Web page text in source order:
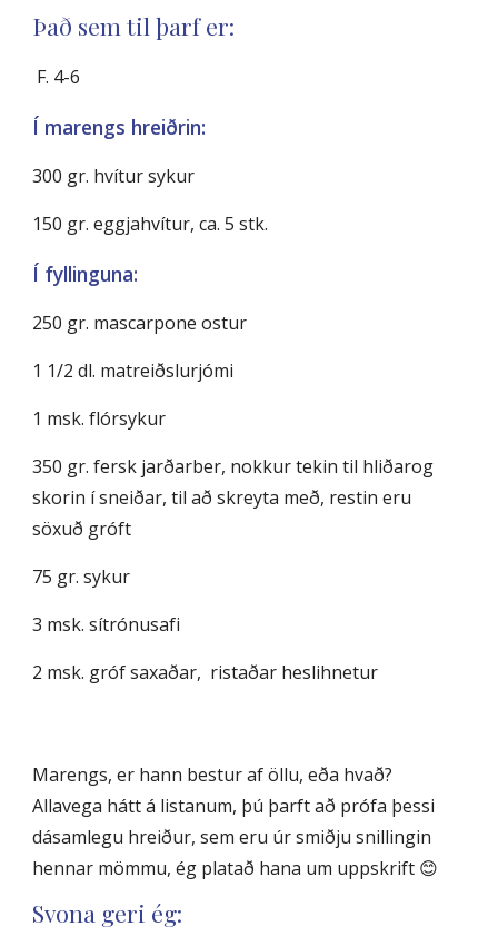
Það sem til þarf er:
F. 4-6
Í marengs hreiðrin:
300 gr. hvítur sykur
150 gr. eggjahvítur, ca. 5 stk.
Í fyllinguna:
250 gr. mascarpone ostur
1 1/2 dl. matreiðslurjómi
1 msk. flórsykur
350 gr. fersk jarðarber, nokkur tekin til hliðarog
skorin í sneiðar, til að skreyta með, restin eru
söxuð gróft
75 gr. sykur
3 msk. sítrónusafi
2 msk. gróf saxaðar,  ristaðar heslihnetur
Marengs, er hann bestur af öllu, eða hvað?
Allavega hátt á listanum, þú þarft að prófa þessi
dásamlegu hreiður, sem eru úr smiðju snillingin
hennar mömmu, ég platað hana um uppskrift 😊
Svona geri ég: